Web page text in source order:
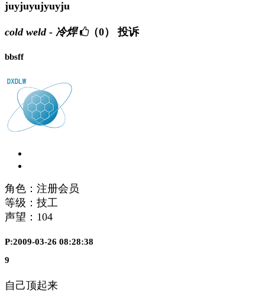
juyjuyujyuyju
cold weld - 冷焊 （0） 投诉
bbsff
角色：注册会员
等级：技工
声望： 104
P:2009-03-26 08:28:38
9
自己顶起来